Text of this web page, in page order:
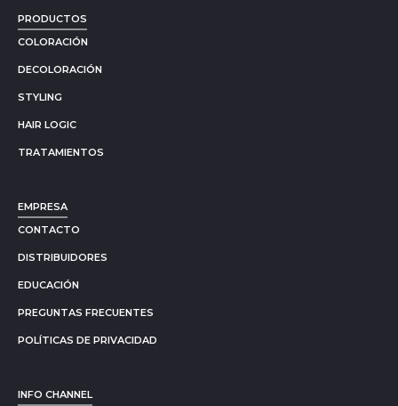
PRODUCTOS
COLORACIÓN
DECOLORACIÓN
STYLING
HAIR LOGIC
TRATAMIENTOS
EMPRESA
CONTACTO
DISTRIBUIDORES
EDUCACIÓN
PREGUNTAS FRECUENTES
POLÍTICAS DE PRIVACIDAD
INFO CHANNEL